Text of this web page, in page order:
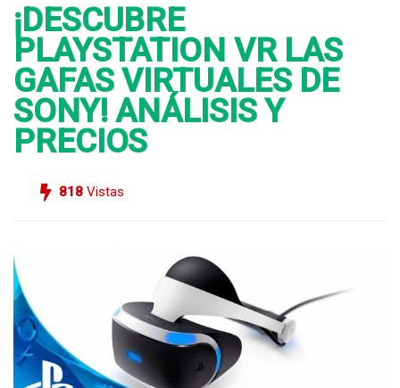
¡DESCUBRE
PLAYSTATION VR LAS
GAFAS VIRTUALES DE
SONY! ANÁLISIS Y
PRECIOS
818 Vistas